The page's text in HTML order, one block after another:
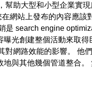
助大型和小型企業實
網站上發布的內容應
search engine
光創建整個活動來取
網路效能的影響。 他
與其他幾個管道整合